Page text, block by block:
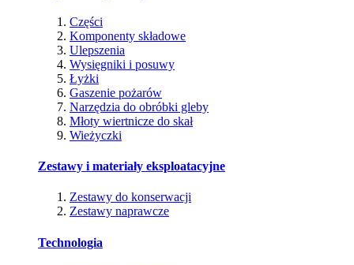
Części
Komponenty składowe
Ulepszenia
Wysięgniki i posuwy
Łyżki
Gaszenie pożarów
Narzędzia do obróbki gleby
Młoty wiertnicze do skał
Wieżyczki
Zestawy i materiały eksploatacyjne
Zestawy do konserwacji
Zestawy naprawcze
Technologia